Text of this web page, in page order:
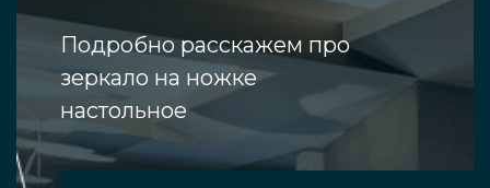
Подробно расскажем про
зеркало на ножке
настольное